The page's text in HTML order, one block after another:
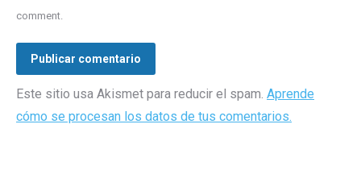
comment.
Publicar comentario
Este sitio usa Akismet para reducir el spam. Aprende
cómo se procesan los datos de tus comentarios.